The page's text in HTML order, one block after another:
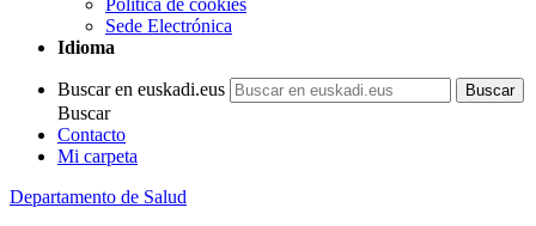
Política de cookies
Sede Electrónica
Idioma
Buscar en euskadi.eus
Buscar
Contacto
Mi carpeta
Departamento de Salud